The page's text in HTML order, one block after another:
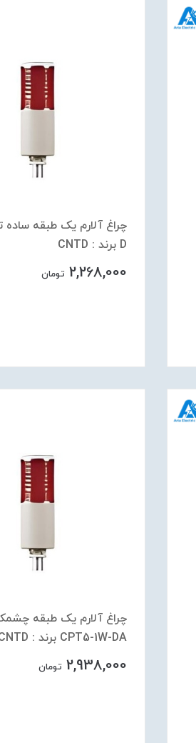
D برند : CNTD
2,268,000 تومان
CPT5-1W-DA برند : CNTD
2,938,000 تومان